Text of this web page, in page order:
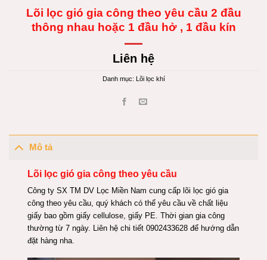
Lõi lọc gió gia công theo yêu cầu 2 đầu
thông nhau hoặc 1 đầu hở , 1 đầu kín
Liên hệ
Danh mục: Lõi lọc khí
Mô tả
Lõi lọc gió gia công theo yêu cầu
Công ty SX TM DV Lọc Miền Nam cung cấp lõi lọc gió gia
công theo yêu cầu, quý khách có thể yêu cầu về chất liệu
giấy bao gồm giấy cellulose, giấy PE. Thời gian gia công
thường từ 7 ngày. Liên hệ chi tiết 0902433628 để hướng dẫn
đặt hàng nha.